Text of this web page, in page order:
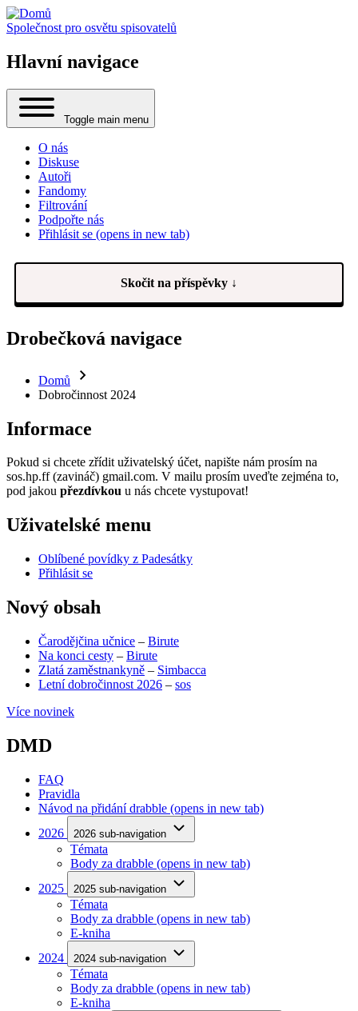
Společnost pro osvětu spisovatelů
Hlavní navigace
Toggle main menu
O nás
Diskuse
Autoři
Fandomy
Filtrování
Podpořte nás
Přihlásit se (opens in new tab)
Skočit na příspěvky ↓
Drobečková navigace
Domů
Dobročinnost 2024
Informace
Pokud si chcete zřídit uživatelský účet, napište nám prosím na
sos.hp.ff (zavináč) gmail.com. V mailu prosím uveďte zejména to,
pod jakou přezdívkou u nás chcete vystupovat!
Uživatelské menu
Oblíbené povídky z Padesátky
Přihlásit se
Nový obsah
Čarodějčina učnice – Birute
Na konci cesty – Birute
Zlatá zaměstnankyně – Simbacca
Letní dobročinnost 2026 – sos
Více novinek
DMD
FAQ
Pravidla
Návod na přidání drabble (opens in new tab)
2026
2026 sub-navigation
Témata
Body za drabble (opens in new tab)
2025
2025 sub-navigation
Témata
Body za drabble (opens in new tab)
E-kniha
2024
2024 sub-navigation
Témata
Body za drabble (opens in new tab)
E-kniha